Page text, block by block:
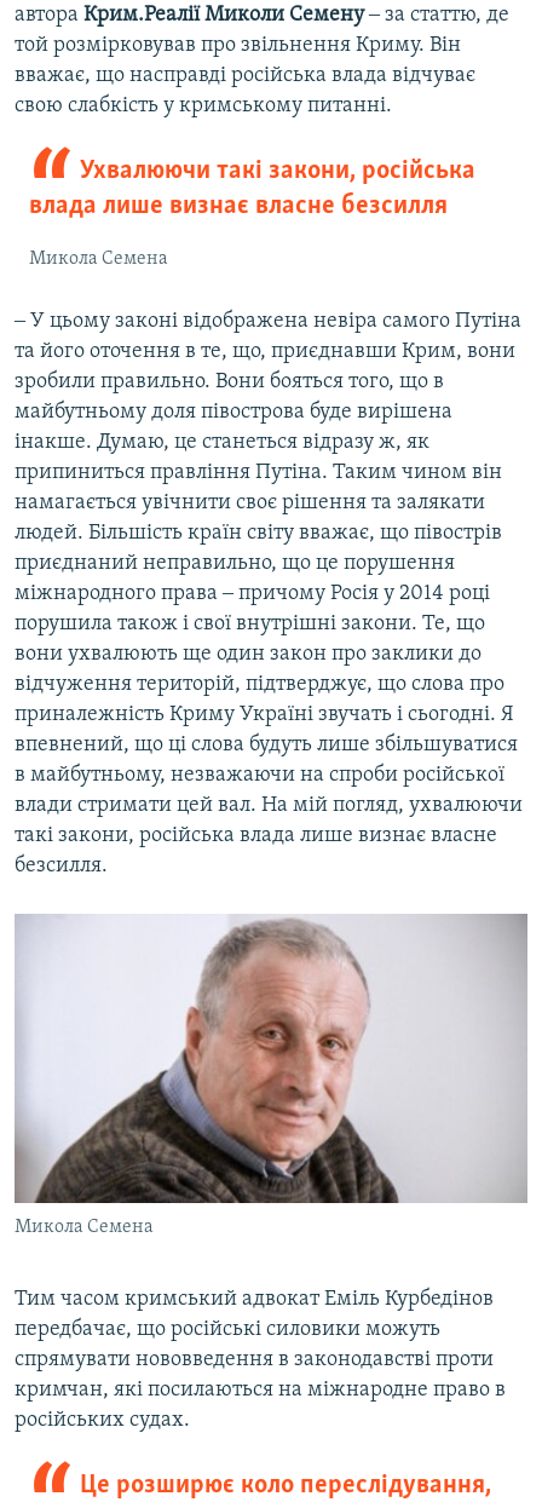
автора Крим.Реалії Миколи Семену‒ за статтю, де
той розмірковував про звільнення Криму. Він
вважає, що насправді російська влада відчуває
свою слабкість у кримському питанні.
Ухвалюючи такі закони, російська
влада лише визнає власне безсилля
Микола Семена
‒ У цьому законі відображена невіра самого Путіна
та його оточення в те, що, приєднавши Крим, вони
зробили правильно. Вони бояться того, що в
майбутньому доля півострова буде вирішена
інакше. Думаю, це станеться відразу ж, як
припиниться правління Путіна. Таким чином він
намагається увічнити своє рішення та залякати
людей. Більшість країн світу вважає, що півострів
приєднаний неправильно, що це порушення
міжнародного права ‒ причому Росія у 2014 році
порушила також і свої внутрішні закони. Те, що
вони ухвалюють ще один закон про заклики до
відчуження територій, підтверджує, що слова про
приналежність Криму Україні звучать і сьогодні. Я
впевнений, що ці слова будуть лише збільшуватися
в майбутньому, незважаючи на спроби російської
влади стримати цей вал. На мій погляд, ухвалюючи
такі закони, російська влада лише визнає власне
безсилля.
Микола Семена
Тим часом кримський адвокат Еміль Курбедінов
передбачає, що російські силовики можуть
спрямувати нововведення в законодавстві проти
кримчан, які посилаються на міжнародне право в
російських судах.
Це розширює коло переслідування,